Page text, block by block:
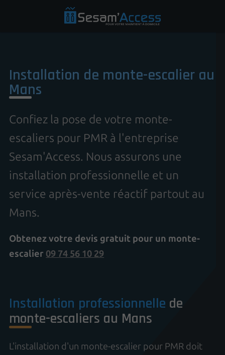
Installation de monte-escalier au
Mans
Confiez la pose de votre monte-
escaliers pour PMR à l'entreprise
Sesam'Access. Nous assurons une
installation professionnelle et un
service après-vente réactif partout au
Mans.
Obtenez votre devis gratuit pour un monte-
escalier 09 74 56 10 29
Installation professionnelle de
monte-escaliers au Mans
L'installation d'un monte-escalier pour PMR doit